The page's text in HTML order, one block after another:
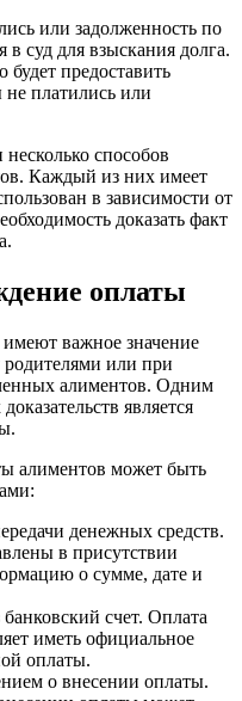
или задолженность по
суд для взыскания долга.
предоставить
не платились или
способов
Каждый из них имеет
в зависимости от
доказать факт
оплаты
имеют важное значение
или при
алиментов. Одним
является
алиментов может быть
денежных средств.
в присутствии
о сумме, дате и
счет. Оплата
иметь официальное
оплаты.
о внесении оплаты.